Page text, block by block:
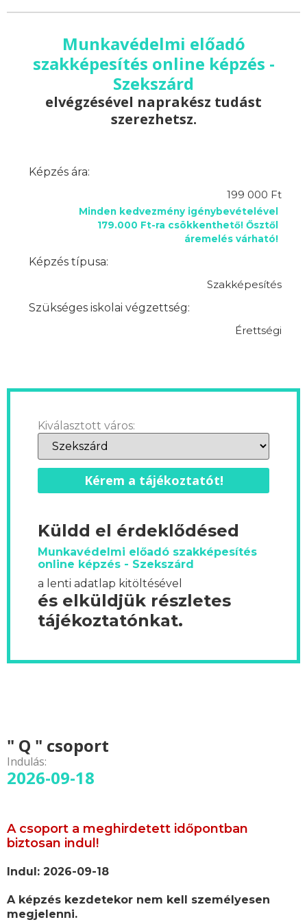
Munkavédelmi előadó
szakképesítés online képzés -
Szekszárd
elvégzésével naprakész tudást
szerezhetsz.
Képzés ára:
199 000 Ft
Minden kedvezmény igénybevételével
179.000 Ft-ra csökkenthető! Ősztől
áremelés várható!
Képzés típusa:
Szakképesítés
Szükséges iskolai végzettség:
Érettségi
Kiválasztott város:
Kérem a tájékoztatót!
Küldd el érdeklődésed
Munkavédelmi előadó szakképesítés
online képzés - Szekszárd
a lenti adatlap kitöltésével
és elküldjük részletes
tájékoztatónkat.
" Q " csoport
Indulás:
2026-09-18
A csoport a meghirdetett időpontban
biztosan indul!
Indul: 2026-09-18
A képzés kezdetekor nem kell személyesen
megjelenni.